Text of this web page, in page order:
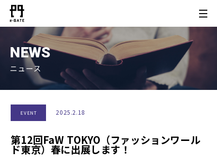
NEWS
ニュース
EVENT 2025.2.18
第12回FaW TOKYO（ファッションワール
ド東京）春に出展します！